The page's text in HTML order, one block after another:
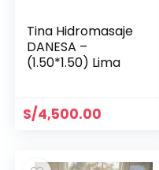
Tina Hidromasaje
DANESA –
(1.50*1.50) Lima
S/4,500.00